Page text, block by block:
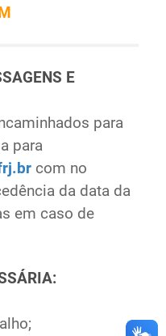
E
para
para
com no
da data da
em caso de